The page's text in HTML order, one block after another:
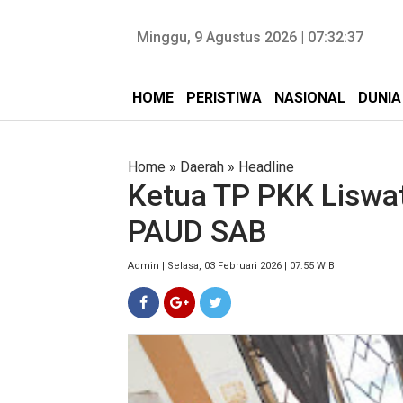
Minggu, 9 Agustus 2026 | 07:32:39
HOME PERISTIWA NASIONAL DUNIA
Home » Daerah » Headline
Ketua TP PKK
PAUD SAB
Admin | Selasa, 03 Februari 2026 | 07:55 WIB